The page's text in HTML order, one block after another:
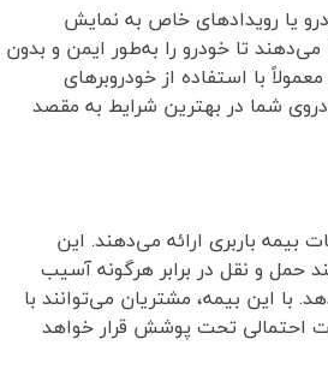
یا رویدادهای خاص به نمایش
تا خودرو را به‌طور ایمن و بدون
با استفاده از خودروبرهای
شما در بهترین شرایط به مقصد
باربری ارائه می‌دهند. این
حمل و نقل در برابر هرگونه آسیب
این بیمه، مشتریان می‌توانند با
احتمالی تحت پوشش قرار خواهد